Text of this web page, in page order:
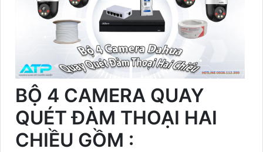
BỘ 4 CAMERA QUAY
QUÉT ĐÀM THOẠI HAI
CHIỀU GỒM :